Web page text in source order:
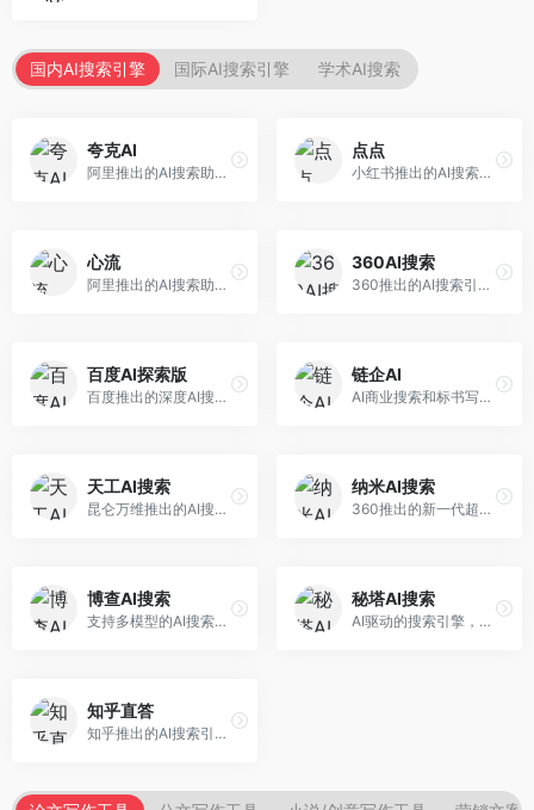
国内AI搜索引擎 国际AI搜索引擎 学术AI搜索
夸克AI
阿里推出的AI搜索助手，整合搜索与AI功能。面向年轻用户，提供智能搜索、文档处理、学习辅助等服务，与夸克生态深度整合。
点点
小红书推出的AI搜索应用，专注于生活方式内容搜索。面向小红书用户，提供生活攻略、消费决策、内容推荐等服务，生活方式内容丰富。
心流
阿里推出的AI搜索助手，专注于智能信息获取。面向普通用户，提供智能搜索、内容整理、知识问答等服务，与阿里生态深度整合。
360AI搜索
360推出的AI搜索引擎，专注于安全智能搜索。面向普通用户，提供智能问答、网页搜索、内容整理等服务，安全防护能力强。
百度AI探索版
百度推出的深度AI搜索引擎，整合百度知识图谱。面向中文用户，提供智能问答、知识探索、内容生成等服务，知识覆盖面广。
链企AI
AI商业搜索和标书写作工具，专注于企业服务场景。面向企业用户，提供商业信息搜索、标书生成、企业分析等服务，商业信息专业。
天工AI搜索
昆仑万维推出的AI搜索引擎，整合大模型与搜索能力。面向普通用户，提供智能问答、深度搜索、内容整理等服务，中文搜索体验好。
纳米AI搜索
360推出的新一代超级AI搜索，深度整合360搜索资源。面向普通用户，提供智能问答、多模态搜索、内容生成等服务，安全可靠。
博查AI搜索
支持多模型的AI搜索引擎，整合多种大模型能力。面向AI爱好者，提供多模型搜索、答案对比、深度分析等服务，模型选择灵活。
秘塔AI搜索
AI驱动的搜索引擎，专注于无广告直达结果。面向研究者和信息获取需求者，提供深度搜索、来源标注、答案整理等服务，搜索结果干净准确，信息可信度高。
知乎直答
知乎推出的AI搜索引擎，专注于知识问答场景。面向知识获取者，提供知乎内容搜索、智能问答、知识整理等服务，专业知识丰富。